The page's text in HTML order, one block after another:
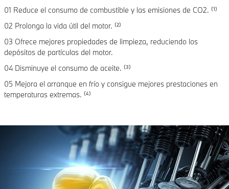
01 Reduce el consumo de combustible y las emisiones de CO2. ⁽¹⁾
02 Prolonga la vida útil del motor. ⁽²⁾
03 Ofrece mejores propiedades de limpieza, reduciendo los
depósitos de partículas del motor.
04 Disminuye el consumo de aceite. ⁽³⁾
05 Mejora el arranque en frío y consigue mejores prestaciones en
temperaturas extremas. ⁽⁴⁾